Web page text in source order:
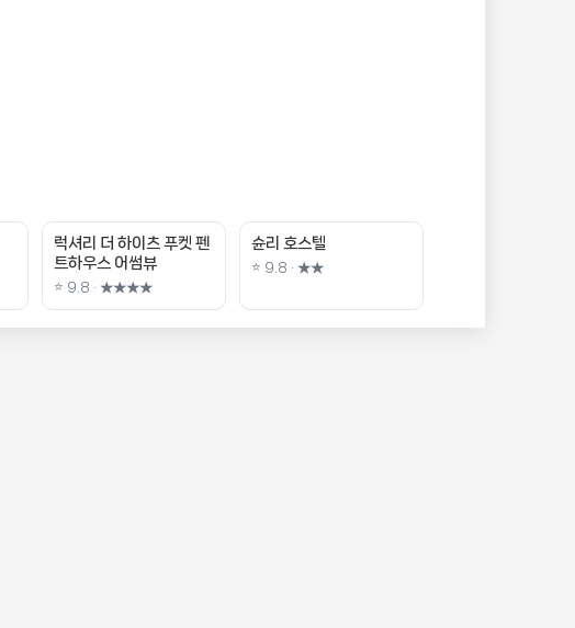
럭셔리 더 하이츠 푸켓 펜
트하우스 어썸뷰
⭐ 9.8 · ★★★★
슌리 호스텔
⭐ 9.8 · ★★